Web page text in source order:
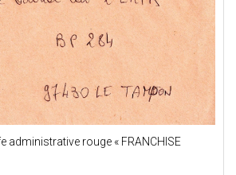
administrative rouge « FRANCHISE